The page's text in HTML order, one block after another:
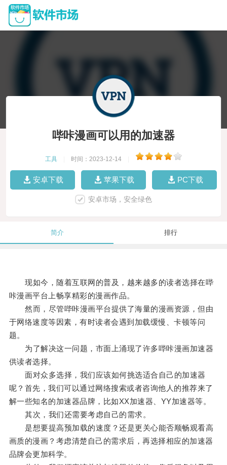
哔咔漫画可以用的加速器
工具 时间：2023-12-14
安卓下载 苹果下载 PC下载
安卓市场，安全绿色
简介 排行
现如今，随着互联网的普及，越来越多的读者选择在哔
咔漫画平台上畅享精彩的漫画作品。
然而，尽管哔咔漫画平台提供了海量的漫画资源，但由
于网络速度等因素，有时读者会遇到加载缓慢、卡顿等问
题。
为了解决这一问题，市面上涌现了许多哔咔漫画加速器
供读者选择。
面对众多选择，我们应该如何挑选适合自己的加速器
呢？首先，我们可以通过网络搜索或者咨询他人的推荐来了
解一些知名的加速器品牌，比如XX加速器、YY加速器等。
其次，我们还需要考虑自己的需求。
是想要提高预加载的速度？还是更关心能否顺畅观看高
画质的漫画？考虑清楚自己的需求后，再选择相应的加速器
品牌会更加科学。